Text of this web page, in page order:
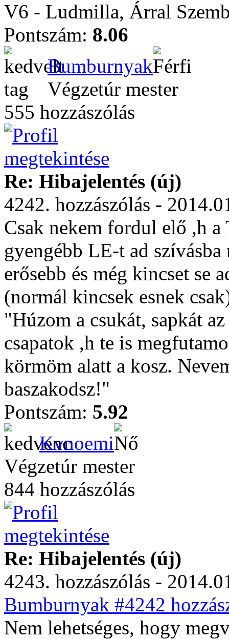
V6 - Ludmilla, Árral
Pontszám: 8.06
Bumburnyak
Végzetúr mester
555 hozzászólás
Re: Hibajelentés (új)
4242. hozzászólás -
Csak nekem fordul elő ,h
gyengébb LE-t ad
erősebb és még kincset se
(normál kincsek esnek
"Húzom a csukát, sapkát
csapatok ,h te is
körmöm alatt a kosz.
baszakodsz!"
Pontszám: 5.92
Kvnoemi
Végzetúr mester
844 hozzászólás
Re: Hibajelentés (új)
4243. hozzászólás -
Bumburnyak #4242
Nem lehetséges, hogy